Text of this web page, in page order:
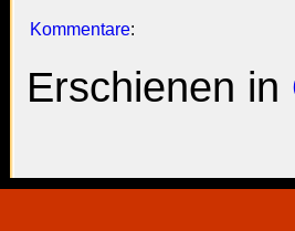
Kommentare:
Erschienen in